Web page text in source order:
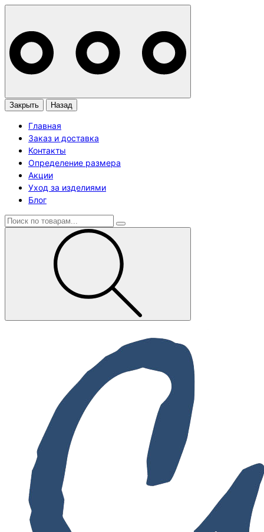
Закрыть Назад
Главная
Заказ и доставка
Контакты
Определение размера
Акции
Уход за изделиями
Блог